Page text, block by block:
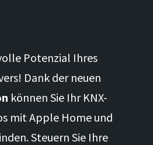
Potenzial Ihres
Dank der neuen
können Sie Ihr KNX-
mit Apple Home und
Steuern Sie Ihre